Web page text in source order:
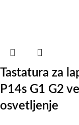
Tastatura za
P14s G1 G2
osvetljenje